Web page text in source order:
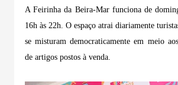
A Feirinha da Beira-Mar funciona de
16h às 22h. O espaço atrai diariamente
se misturam democraticamente em meio
de artigos postos à venda.